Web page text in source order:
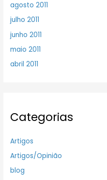
agosto 2011
julho 2011
junho 2011
maio 2011
abril 2011
Categorias
Artigos
Artigos/Opinião
blog